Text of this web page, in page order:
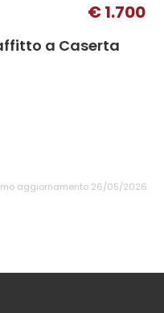
€ 1.700
a Caserta
aggiornamento 26/05/2026